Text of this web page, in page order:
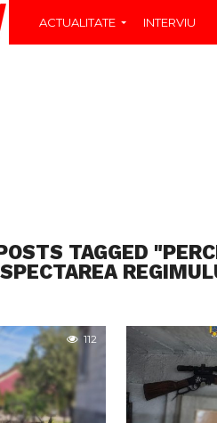
ACTUALITATE INTERVIU
TAGGED
112